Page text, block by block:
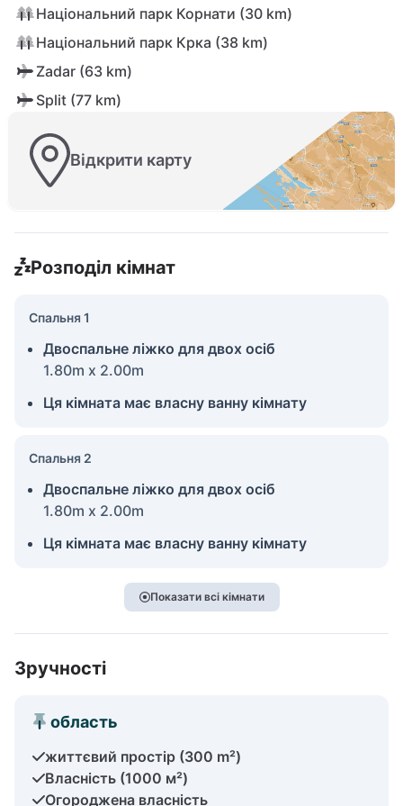
Національний парк Корнати (30 km)
Національний парк Крка (38 km)
Zadar (63 km)
Split (77 km)
Відкрити карту
Розподіл кімнат
Спальня 1
Двоспальне ліжко для двох осіб
1.80m x 2.00m
Ця кімната має власну ванну кімнату
Спальня 2
Двоспальне ліжко для двох осіб
1.80m x 2.00m
Ця кімната має власну ванну кімнату
Показати всі кімнати
Зручності
область
життєвий простір (300 m²)
Власність (1000 м²)
Огороджена власність